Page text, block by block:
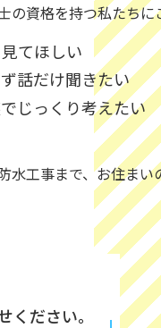
の資格を持つ私たち
てほしい
話だけ聞きたい
じっくり考えたい
水工事まで、お住まい
ださい。